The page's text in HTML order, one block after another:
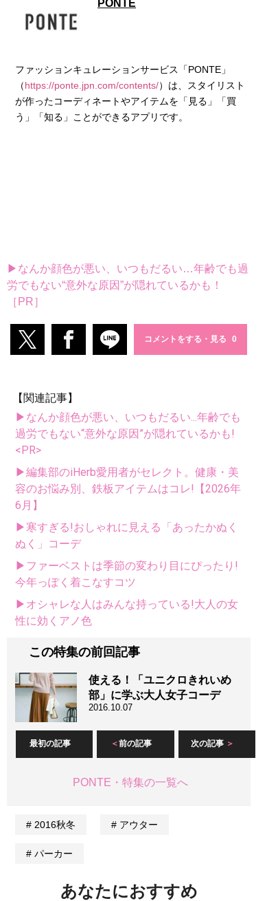
PONTE
ファッションキュレーションサービス「PONTE」
（https://ponte.jpn.com/contents/）は、スタイリスト
が作ったコーディネートやアイテムを「見る」「買
▶なんか顔色が悪い、いつもだるい…年齢でも過
労でもない“意外な原因”が隠れているかも！
［PR］
コメントをする・見る
【関連記事】
▶なんか顔色が悪い、いつもだるい...年齢でも
過労でもない“意外な原因”が隠れているかも!
<PR>
▶編集部のiHerb愛用者がセレクト。健康・美
容のお悩み別、鉄板アイテムはコレ!【2026年
6月】
▶寒すぎる!おしゃれに見える「あったかぬく
ぬく」コーデ
▶ファーベストは季節の変わり目にぴったり!
今年っぽく着こなすコツ
▶オシャレな人はみんな持っている!大人の女
性に効くアノ色
この特集の前回記事
使える！「ユニクロきれいめ
部」に学ぶ大人女子コーデ
2016.10.07
最初の記事 前の記事 次の記事
PONTE・特集の一覧へ
2016秋冬 アウター
パーカー
あなたにおすすめ